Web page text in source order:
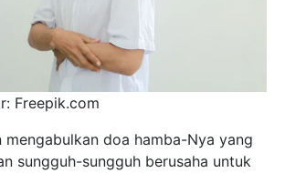
Freepik.com
mengabulkan doa hamba-Nya yang
sungguh-sungguh berusaha untuk